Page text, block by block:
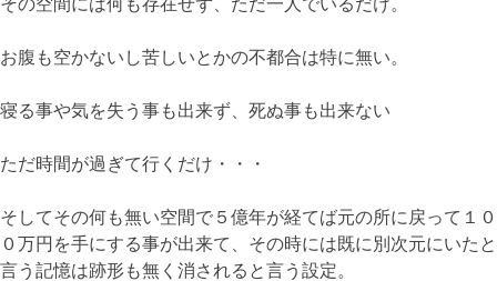
その空間には何も存在せず、ただ一人でいるだけ。
お腹も空かないし苦しいとかの不都合は特に無い。
寝る事や気を失う事も出来ず、死ぬ事も出来ない
ただ時間が過ぎて行くだけ・・・
そしてその何も無い空間で５億年が経てば元の所に戻って１０
０万円を手にする事が出来て、その時には既に別次元にいたと
言う記憶は跡形も無く消されると言う設定。